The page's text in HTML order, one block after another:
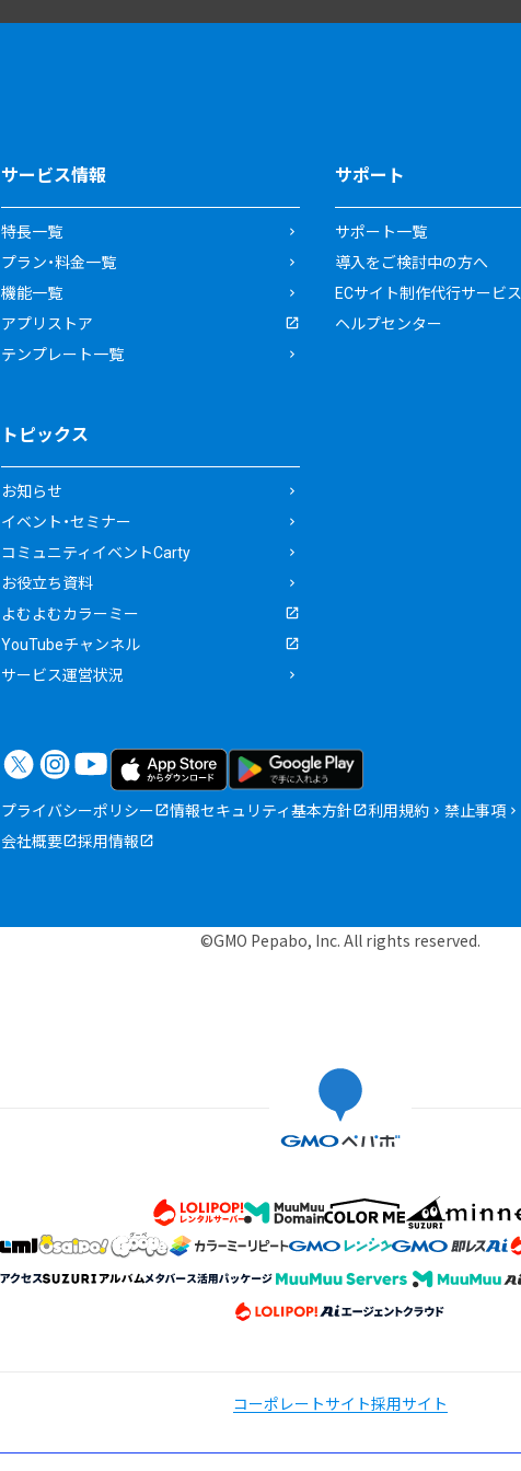
サービス情報
特長一覧
プラン・料金一覧
機能一覧
アプリストア
テンプレート一覧
サポート
サポート一覧
導入をご検討中の方へ
ECサイト制作代行サービス
ヘルプセンター
トピックス
お知らせ
イベント・セミナー
コミュニティイベントCarty
お役立ち資料
よむよむカラーミー
YouTubeチャンネル
サービス運営状況
プライバシーポリシー 情報セキュリティ基本方針 利用規約 禁止事項
会社概要
採用情報
©GMO Pepabo, Inc. All rights reserved.
コーポレートサイト採用サイト